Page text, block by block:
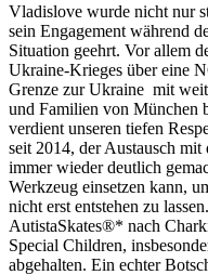
Vladislove wurde nicht nur
sein Engagement während
Situation geehrt. Vor allem
Ukraine-Krieges über eine
Grenze zur Ukraine mit
und Familien von München
verdient unseren tiefen
seit 2014, der Austausch mit
immer wieder deutlich
Werkzeug einsetzen kann,
nicht erst entstehen zu
AutistaSkates®* nach
Special Children,
abgehalten. Ein echter